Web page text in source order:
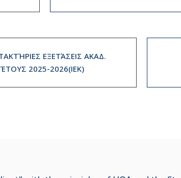
ΕΞΕΤΆΣΕΙΣ ΑΚΑΔ.
ΈΤΟΥΣ 2025-2026(IEK)